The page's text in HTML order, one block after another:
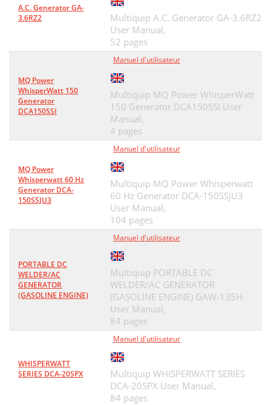
SAMPLE PARTS LIST
48
PART NO. Column
QTY. Column
REMARKS Column
48
SUGGESTED SPARE PARTS
GENERATOR ASSY
CONTROL BOX ASSY
ENGINE AND RADIATOR ASSY
56
OUTPUT TERMINAL ASSY
MUFFLER ASSY
FUEL TANK ASSY
ENCLOSURE ASSY
ENCLOSURE ASSY. (CONTINUED)
70
RUBBER SEALS ASSY
NAMEPLATE AND DECALS ASSY
74
HERE’S HOW TO GET HELP
A.C. Generator GA-
3.6RZ2
Multiquip A.C. Generator GA-3.6RZ2
User Manual,
52 pages
MQ Power
WhisperWatt 150
Generator
DCA150SSI
Manuel d'utilisateur
Multiquip MQ Power WhisperWatt
150 Generator DCA150SSI User
Manual,
4 pages
MQ Power
Whisperwatt 60 Hz
Generator DCA-
150SSJU3
Manuel d'utilisateur
Multiquip MQ Power Whisperwatt
60 Hz Generator DCA-150SSJU3
User Manual,
104 pages
PORTABLE DC
WELDER/AC
GENERATOR
(GASOLINE ENGINE)
Manuel d'utilisateur
Multiquip PORTABLE DC
WELDER/AC GENERATOR
(GASOLINE ENGINE) GAW-135H
User Manual,
84 pages
WHISPERWATT
SERIES DCA-20SPX
Manuel d'utilisateur
Multiquip WHISPERWATT SERIES
DCA-20SPX User Manual,
84 pages